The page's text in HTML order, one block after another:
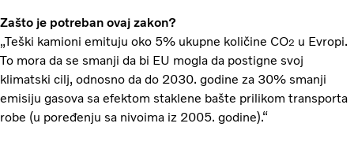
Zašto je potreban ovaj zakon?
„Teški kamioni emituju oko 5% ukupne količine CO2 u Evropi.
To mora da se smanji da bi EU mogla da postigne svoj
klimatski cilj, odnosno da do 2030. godine za 30% smanji
emisiju gasova sa efektom staklene bašte prilikom transporta
robe (u poređenju sa nivoima iz 2005. godine).“